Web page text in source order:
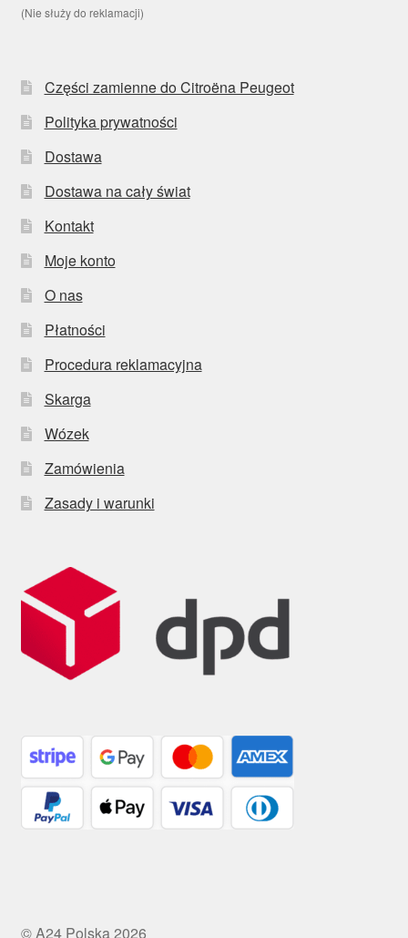
(Nie służy do reklamacji)
Części zamienne do Citroëna Peugeot
Polityka prywatności
Dostawa
Dostawa na cały świat
Kontakt
Moje konto
O nas
Płatności
Procedura reklamacyjna
Skarga
Wózek
Zamówienia
Zasady i warunki
© A24 Polska 2026